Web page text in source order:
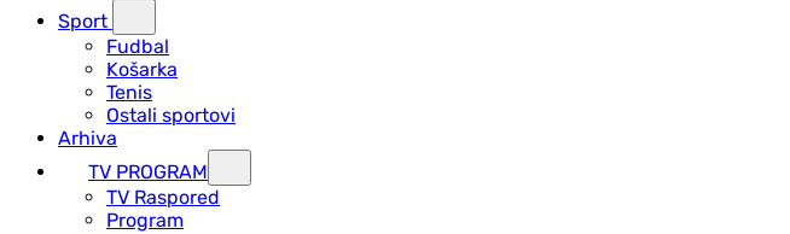
Sport
Fudbal
Košarka
Tenis
Ostali sportovi
Arhiva
TV PROGRAM
ТV Raspored
Program